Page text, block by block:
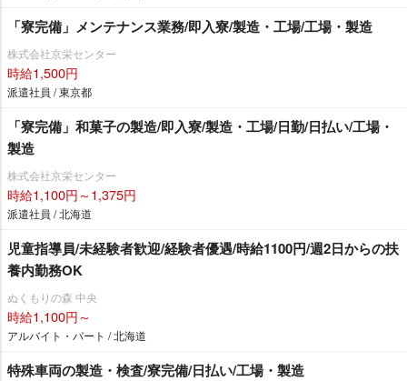
「寮完備」メンテナンス業務/即入寮/製造・工場/工場・製造
株式会社京栄センター
時給1,500円
派遣社員 / 東京都
「寮完備」和菓子の製造/即入寮/製造・工場/日勤/日払い/工場・
製造
株式会社京栄センター
時給1,100円～1,375円
派遣社員 / 北海道
児童指導員/未経験者歓迎/経験者優遇/時給1100円/週2日からの扶
養内勤務OK
ぬくもりの森 中央
時給1,100円～
アルバイト・パート / 北海道
特殊車両の製造・検査/寮完備/日払い/工場・製造